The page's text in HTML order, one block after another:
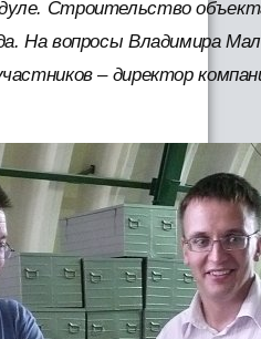
Строительство
На вопросы Владимира
– директор